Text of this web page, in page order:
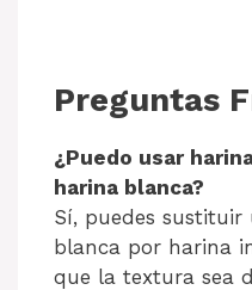
Preguntas
¿Puedo usar
harina blanca?
Sí, puedes
blanca por harina
que la textura sea